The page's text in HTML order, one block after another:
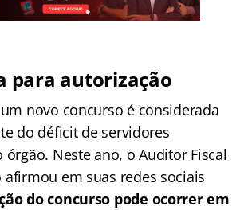
para autorização
novo concurso é considerada
do déficit de servidores
Neste ano, o Auditor Fiscal
afirmou em suas redes sociais
do concurso pode ocorrer em